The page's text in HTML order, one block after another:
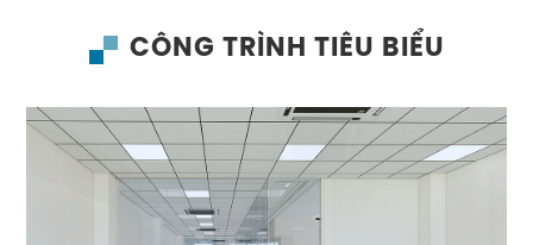
CÔNG TRÌNH TIÊU BIỂU